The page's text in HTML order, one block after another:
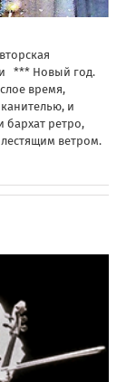
*** Новый год.
время,
и
бархат ретро,
ветром.